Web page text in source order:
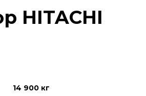
HITACHI
14 900 кг